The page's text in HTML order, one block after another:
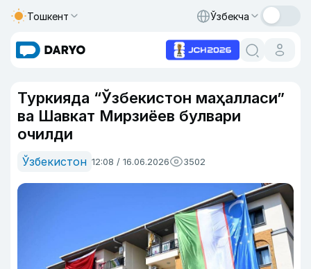
Тошкент Ўзбекча
Туркияда “Ўзбекистон маҳалласи”
ва Шавкат Мирзиёев булвари
очилди
Ўзбекистон 12:08 / 16.06.2026 3502